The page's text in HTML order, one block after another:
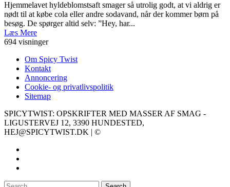
Hjemmelavet hyldeblomstsaft smager så utrolig godt, at vi aldrig er
nødt til at købe cola eller andre sodavand, når der kommer børn på
besøg. De spørger altid selv: ”Hey, har...
Læs Mere
694 visninger
Om Spicy Twist
Kontakt
Annoncering
Cookie- og privatlivspolitik
Sitemap
SPICYTWIST: OPSKRIFTER MED MASSER AF SMAG -
LIGUSTERVEJ 12, 3390 HUNDESTED,
HEJ@SPICYTWIST.DK | ©